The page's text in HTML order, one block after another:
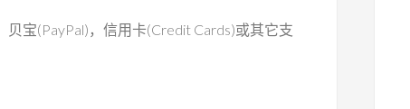
宝(PayPal)，信用卡(Credit Cards)或其它支